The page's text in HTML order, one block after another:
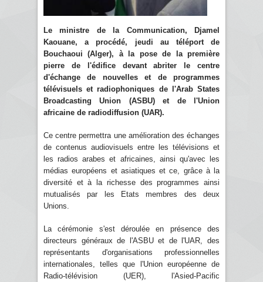
Le ministre de la Communication, Djamel
Kaouane, a procédé, jeudi au téléport de
Bouchaoui (Alger), à la pose de la première
pierre de l'édifice devant abriter le centre
d'échange de nouvelles et de programmes
télévisuels et radiophoniques de l'Arab States
Broadcasting Union (ASBU) et de l'Union
africaine de radiodiffusion (UAR).
Ce centre permettra une amélioration des échanges
de contenus audiovisuels entre les télévisions et
les radios arabes et africaines, ainsi qu'avec les
médias européens et asiatiques et ce, grâce à la
diversité et à la richesse des programmes ainsi
mutualisés par les Etats membres des deux
Unions.
La cérémonie s'est déroulée en présence des
directeurs généraux de l'ASBU et de l'UAR, des
représentants d'organisations professionnelles
internationales, telles que l'Union européenne de
Radio-télévision (UER), l'Asied-Pacific